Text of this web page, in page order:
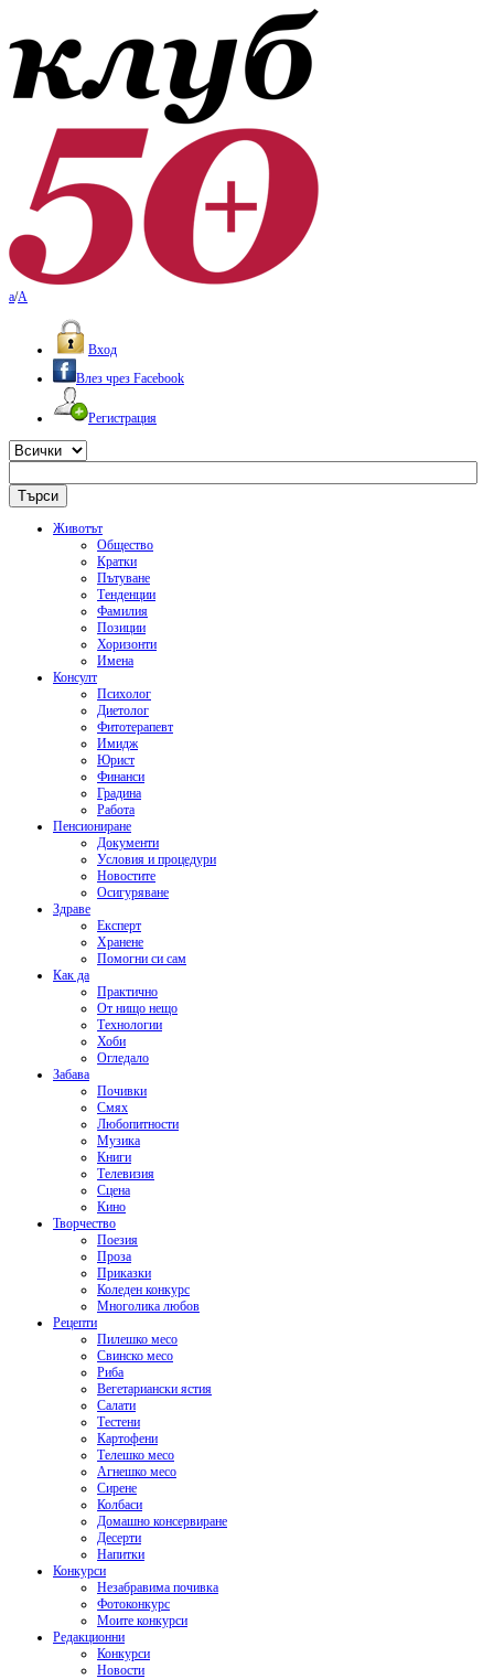
a/A
Вход
Влез чрез Facebook
Регистрация
Животът
Общество
Кратки
Пътуване
Тенденции
Фамилия
Позиции
Хоризонти
Имена
Консулт
Психолог
Диетолог
Фитотерапевт
Имидж
Юрист
Финанси
Градина
Работа
Пенсиониране
Документи
Условия и процедури
Новостите
Осигуряване
Здраве
Експерт
Хранене
Помогни си сам
Как да
Практично
От нищо нещо
Технологии
Хоби
Огледало
Забава
Почивки
Смях
Любопитности
Музика
Книги
Телевизия
Сцена
Кино
Творчество
Поезия
Проза
Приказки
Коледен конкурс
Многолика любов
Рецепти
Пилешко месо
Свинско месо
Риба
Вегетариански ястия
Салати
Тестени
Картофени
Телешко месо
Агнешко месо
Сирене
Колбаси
Домашно консервиране
Десерти
Напитки
Конкурси
Незабравима почивка
Фотоконкурс
Моите конкурси
Редакционни
Конкурси
Новости